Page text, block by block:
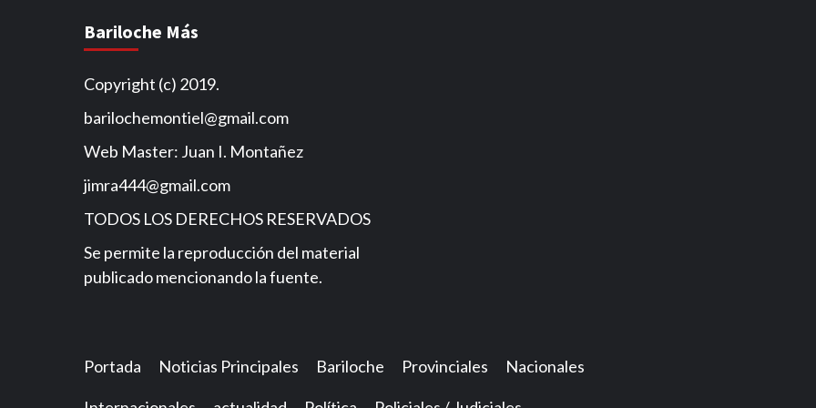
Bariloche Más
Copyright (c) 2019.
barilochemontiel@gmail.com
Web Master: Juan I. Montañez
jimra444@gmail.com
TODOS LOS DERECHOS RESERVADOS
Se permite la reproducción del material
publicado mencionando la fuente.
Portada Noticias Principales Bariloche Provinciales Nacionales